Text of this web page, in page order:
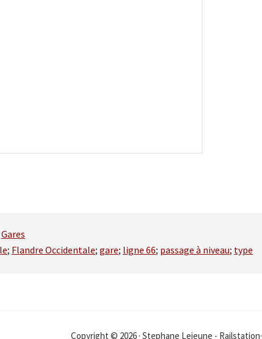
Gares
; Flandre Occidentale; gare; ligne 66; passage à niveau; type
Copyright © 2026 · Stephane Lejeune - Railstation·